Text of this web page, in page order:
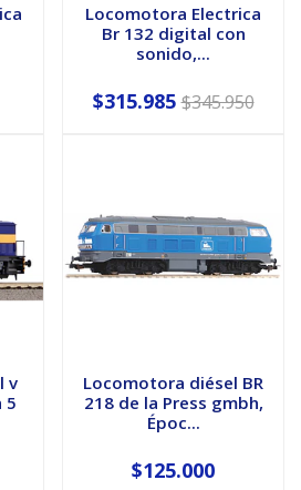
Locomotora Electrica
Br 132 digital con
sonido,...
$315.985 $345.950
v
5
Locomotora diésel BR
218 de la Press gmbh,
Époc...
$125.000